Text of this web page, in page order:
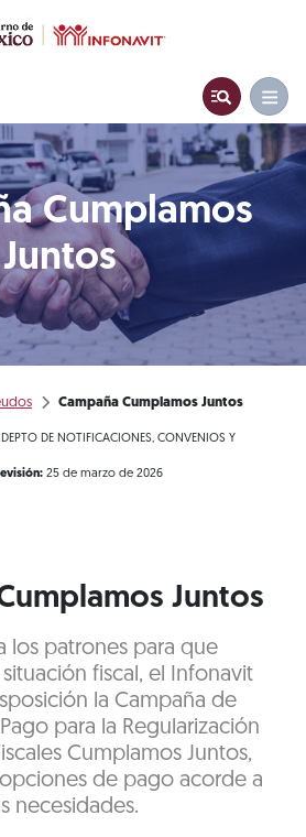
Cumplamos
Juntos
Campaña Cumplamos Juntos
DEPTO DE NOTIFICACIONES, CONVENIOS Y
25 de marzo de 2026
Juntos
los patrones para que
fiscal, el Infonavit
la Campaña de
para la Regularización
Cumplamos Juntos,
de pago acorde a
necesidades.